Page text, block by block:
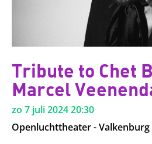
Tribute to Chet
Marcel
zo 7 juli 202420:30
Openluchttheater - Valkenburg